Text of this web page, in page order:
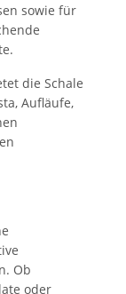
sowie für
die Schale
Aufläufe,
Ob
oder